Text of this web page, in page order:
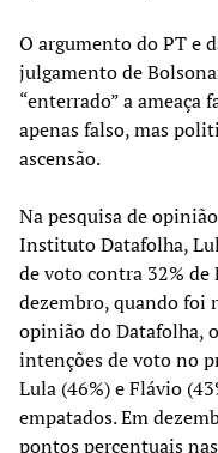
O argumento do PT e
julgamento de
“enterrado” a ameaça
apenas falso, mas
ascensão.
Na pesquisa de
Instituto Datafolha,
de voto contra 32%
dezembro, quando foi
opinião do Datafolha,
intenções de voto no
Lula (46%) e Flávio
empatados. Em
pontos percentuais